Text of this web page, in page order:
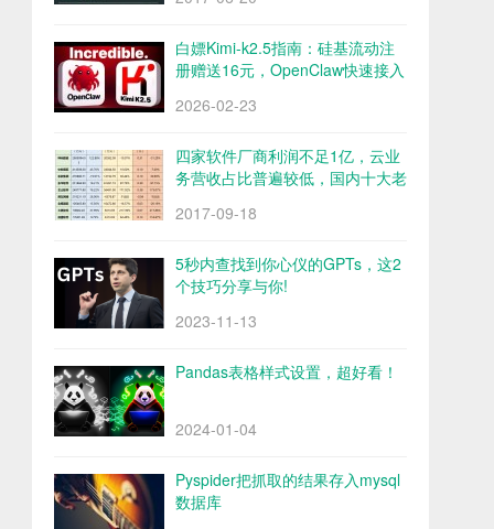
白嫖Kimi-k2.5指南：硅基流动注
册赠送16元，OpenClaw快速接入
2026-02-23
四家软件厂商利润不足1亿，云业
务营收占比普遍较低，国内十大老
2017-09-18
5秒内查找到你心仪的GPTs，这2
个技巧分享与你!
2023-11-13
Pandas表格样式设置，超好看！
2024-01-04
Pyspider把抓取的结果存入mysql
数据库